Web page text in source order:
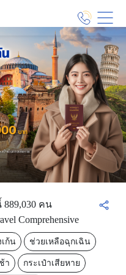
คน
Comprehensive
ก้น ช่วยเหลือฉุกเฉิน
า กระเป๋าเสียหาย